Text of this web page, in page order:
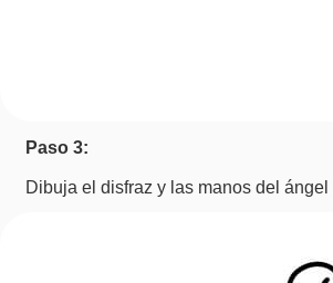
Paso 3:
Dibuja el disfraz y las manos del ángel